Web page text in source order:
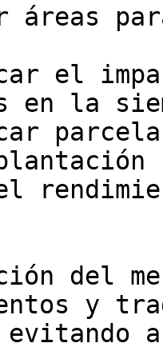
áreas
el
en la
del
y